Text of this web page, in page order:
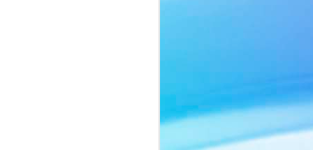
ở thần thái đầy chiều sâu. Ánh mắt
những chuyển động nhẹ nhàng
Si trở thành tâm điểm trong từng